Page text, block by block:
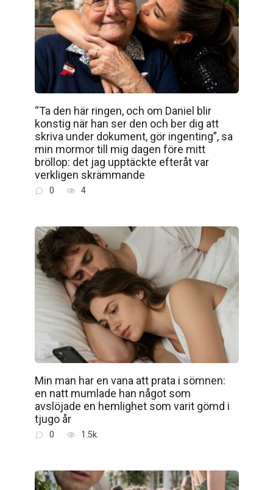
“Ta den här ringen, och om Daniel blir
konstig när han ser den och ber dig att
skriva under dokument, gör ingenting”, sa
min mormor till mig dagen före mitt
bröllop: det jag upptäckte efteråt var
verkligen skrämmande
0 4
Min man har en vana att prata i sömnen:
en natt mumlade han något som
avslöjade en hemlighet som varit gömd i
tjugo år
0 1.5k.